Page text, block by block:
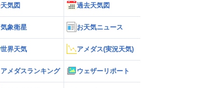
天気図 過去天気図
気象衛星 お天気ニュース
世界天気 アメダス(実況天気)
アメダスランキング ウェザーリポート